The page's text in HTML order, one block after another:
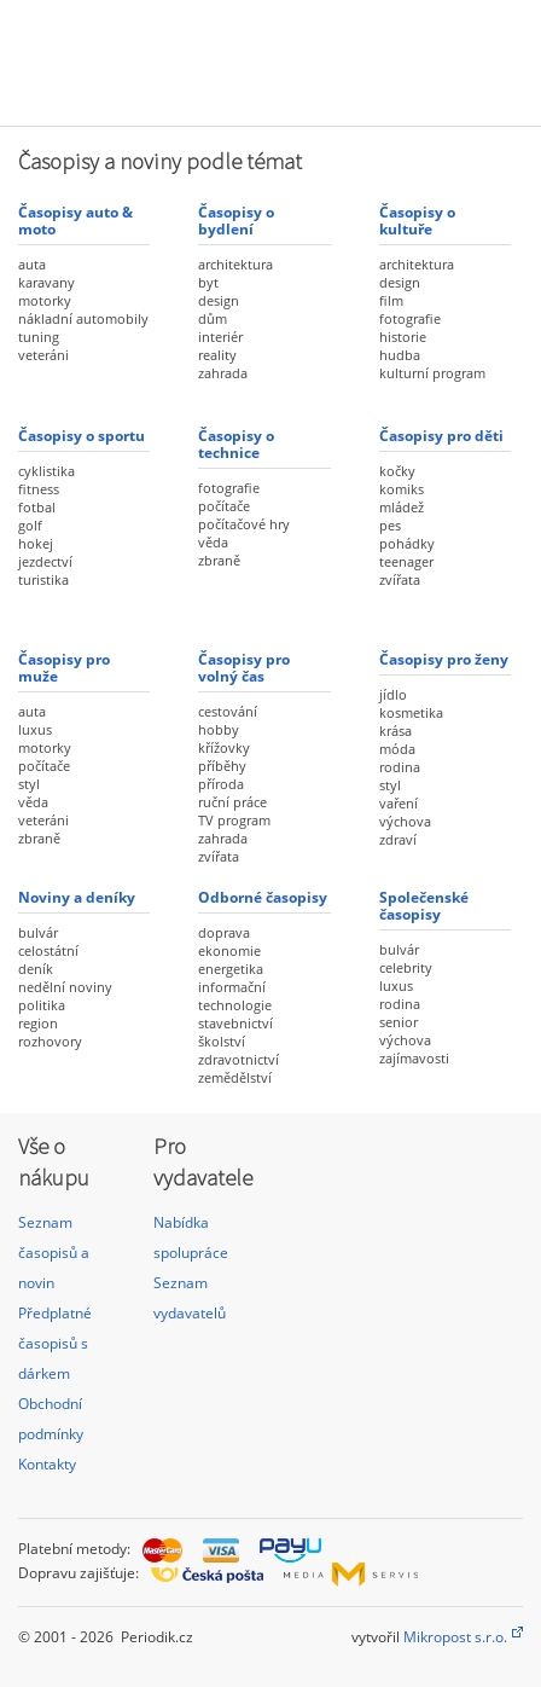
Časopisy a noviny podle témat
Časopisy auto &
moto
auta
karavany
motorky
nákladní automobily
tuning
veteráni
Časopisy o
bydlení
architektura
byt
design
dům
interiér
reality
zahrada
Časopisy o
kultuře
architektura
design
film
fotografie
historie
hudba
kulturní program
Časopisy o sportu
cyklistika
fitness
fotbal
golf
hokej
jezdectví
turistika
Časopisy o
technice
fotografie
počítače
počítačové hry
věda
zbraně
Časopisy pro děti
kočky
komiks
mládež
pes
pohádky
teenager
zvířata
Časopisy pro
muže
auta
luxus
motorky
počítače
styl
věda
veteráni
zbraně
Časopisy pro
volný čas
cestování
hobby
křížovky
příběhy
příroda
ruční práce
TV program
zahrada
zvířata
Časopisy pro ženy
jídlo
kosmetika
krása
móda
rodina
styl
vaření
výchova
zdraví
Noviny a deníky
bulvár
celostátní
deník
nedělní noviny
politika
region
rozhovory
Odborné časopisy
doprava
ekonomie
energetika
informační
technologie
stavebnictví
školství
zdravotnictví
zemědělství
Společenské
časopisy
bulvár
celebrity
luxus
rodina
senior
výchova
zajímavosti
Vše o
nákupu
Seznam
časopisů a
novin
Předplatné
časopisů s
dárkem
Obchodní
podmínky
Kontakty
Pro
vydavatele
Nabídka
spolupráce
Seznam
vydavatelů
Platební metody:
Dopravu zajišťuje:
© 2001 - 2026 Periodik.cz vytvořil Mikropost s.r.o.